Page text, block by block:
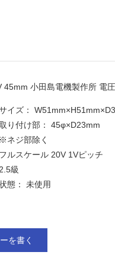
45mm 小田島電機製作所 電
イズ：
り付け部： 45φ×D23mm
※ネジ部除く
フルスケール 20V 1Vピッチ
級
態： 未使用
を書く